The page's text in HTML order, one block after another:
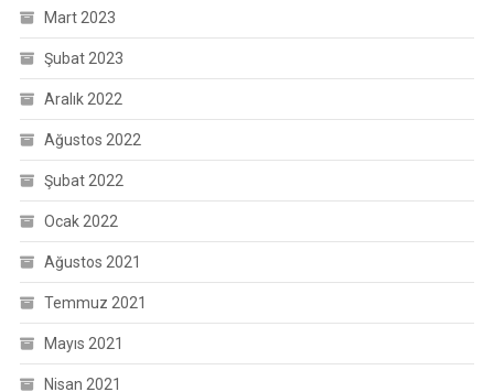
Mart 2023
Şubat 2023
Aralık 2022
Ağustos 2022
Şubat 2022
Ocak 2022
Ağustos 2021
Temmuz 2021
Mayıs 2021
Nisan 2021